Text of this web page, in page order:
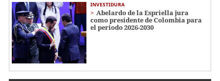
INVESTIDURA
Abelardo de la Espriella jura
como presidente de Colombia para
el periodo 2026-2030